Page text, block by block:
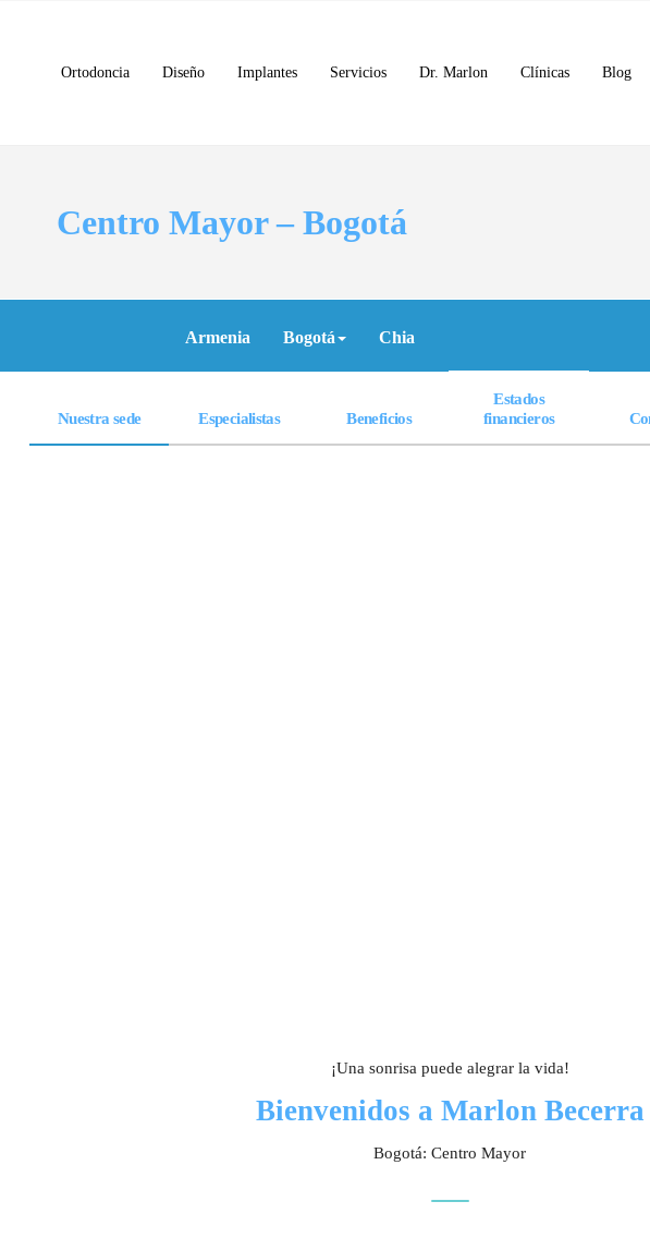
Ortodoncia Diseño Implantes Servicios Dr. Marlon Clínicas Blog
Centro Mayor – Bogotá
Armenia Bogotá Chia
Nuestra sede Especialistas Beneficios
Estados
financieros
¡Una sonrisa puede alegrar la vida!
Bienvenidos a Marlon Becerra
Bogotá: Centro Mayor